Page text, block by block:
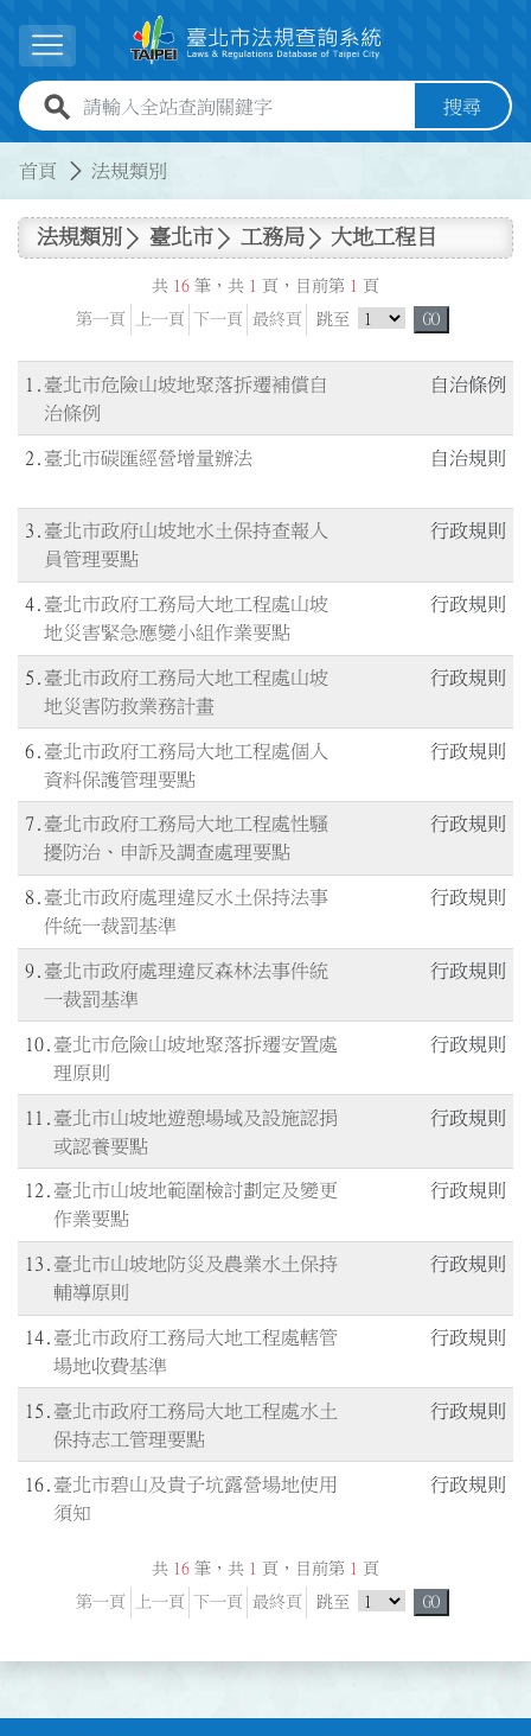
展開選單
全站查詢關鍵字欄位 搜尋
首頁 法規類別
法規類別 臺北市 工務局 大地工程目
共 16 筆，共 1 頁，目前第 1
頁
第一頁
上一頁 下一頁 最終頁 跳至 跳頁選單 GO
自治條例
1
臺北市危險山坡地聚落拆遷補償自
治條例
自治規則
2 臺北市碳匯經營增量辦法
行政規則
3
臺北市政府山坡地水土保持查報人
員管理要點
行政規則
4 臺北市政府工務局大地工程處山坡
地災害緊急應變小組作業要點
行政規則
5
臺北市政府工務局大地工程處山坡
地災害防救業務計畫
行政規則
6 臺北市政府工務局大地工程處個人
資料保護管理要點
行政規則
7 臺北市政府工務局大地工程處性騷
擾防治、申訴及調查處理要點
行政規則
8 臺北市政府處理違反水土保持法事
件統一裁罰基準
行政規則
9 臺北市政府處理違反森林法事件統
一裁罰基準
行政規則
10 臺北市危險山坡地聚落拆遷安置處
理原則
行政規則
11
臺北市山坡地遊憩場域及設施認捐
或認養要點
行政規則
12 臺北市山坡地範圍檢討劃定及變更
作業要點
行政規則
13
臺北市山坡地防災及農業水土保持
輔導原則
行政規則
14 臺北市政府工務局大地工程處轄管
場地收費基準
行政規則
15
臺北市政府工務局大地工程處水土
保持志工管理要點
行政規則
16 臺北市碧山及貴子坑露營場地使用
須知
共 16 筆，共 1 頁，目前第 1
頁
第一頁
上一頁 下一頁 最終頁 跳至 跳頁選單 GO